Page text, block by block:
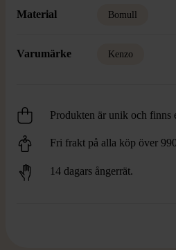
Material Bomull
Varumärke Kenzo
Produkten är unik och finns
Fri frakt på alla köp över
14 dagars ångerrät.